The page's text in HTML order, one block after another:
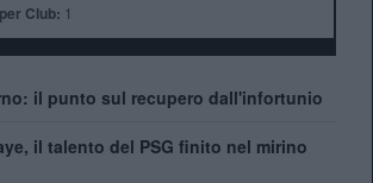
Club: 1
il punto sul recupero dall'infortunio
il talento del PSG finito nel mirino